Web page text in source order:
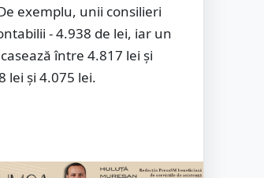
exemplu, unii consilieri
- 4.938 de lei, iar un
între 4.817 lei și
lei și 4.075 lei.